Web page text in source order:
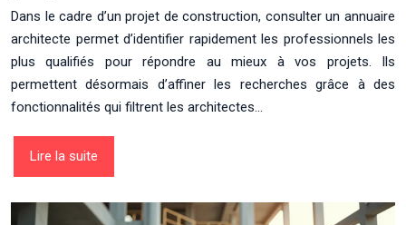
Dans le cadre d’un projet de construction, consulter un annuaire
architecte permet d’identifier rapidement les professionnels les
plus qualifiés pour répondre au mieux à vos projets. Ils
permettent désormais d’affiner les recherches grâce à des
fonctionnalités qui filtrent les architectes…
Lire la suite